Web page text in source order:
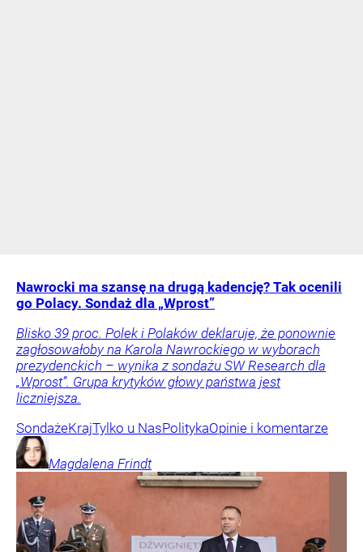
Nawrocki ma szansę na drugą kadencję? Tak ocenili
go Polacy. Sondaż dla „Wprost”
Blisko 39 proc. Polek i Polaków deklaruje, że ponownie
zagłosowałoby na Karola Nawrockiego w wyborach
prezydenckich – wynika z sondażu SW Research dla
„Wprost”. Grupa krytyków głowy państwa jest
liczniejsza.
SondażeKrajTylko u NasPolitykaOpinie i komentarze
Magdalena Frindt